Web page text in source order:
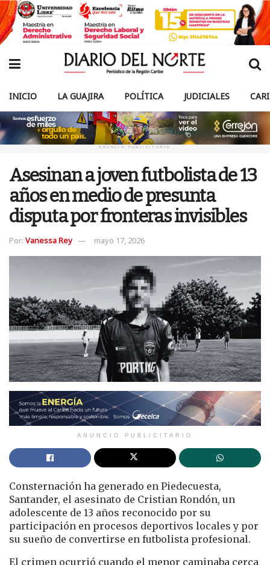
INICIO LA GUAJIRA POLÍTICA JUDICIALES
ANUNCIO PUBLICITARIO
Asesinan a joven futbolista de 13
años en medio de presunta
disputa por fronteras invisibles
Por: Vanessa Rey mayo 17, 2026
ANUNCIO PUBLICITARIO
Consternación ha generado en Piedecuesta,
Santander, el asesinato de Cristian Rondón, un
adolescente de 13 años reconocido por su
participación en procesos deportivos locales y por
su sueño de convertirse en futbolista profesional.
El crimen ocurrió cuando el menor caminaba cerca